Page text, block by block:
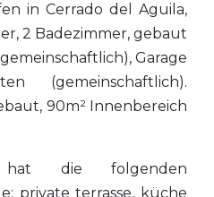
in Cerrado del Aguila,
2 Badezimmer, gebaut
Garage
(gemeinschaftlich).
90m² Innenbereich
hat die folgenden
private terrasse, küche